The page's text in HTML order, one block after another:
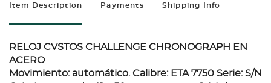
Item Description Payments Shipping Info
RELOJ CVSTOS CHALLENGE CHRONOGRAPH EN
ACERO
Movimiento: automático. Calibre: ETA 7750 Serie: S/N